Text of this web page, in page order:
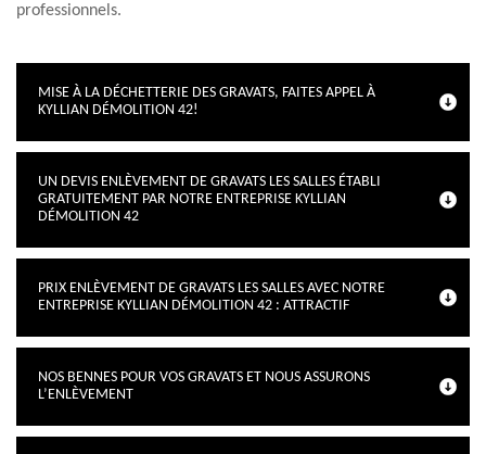
professionnels.
MISE À LA DÉCHETTERIE DES GRAVATS, FAITES APPEL À
KYLLIAN DÉMOLITION 42!
UN DEVIS ENLÈVEMENT DE GRAVATS LES SALLES ÉTABLI
GRATUITEMENT PAR NOTRE ENTREPRISE KYLLIAN
DÉMOLITION 42
PRIX ENLÈVEMENT DE GRAVATS LES SALLES AVEC NOTRE
ENTREPRISE KYLLIAN DÉMOLITION 42 : ATTRACTIF
NOS BENNES POUR VOS GRAVATS ET NOUS ASSURONS
L’ENLÈVEMENT